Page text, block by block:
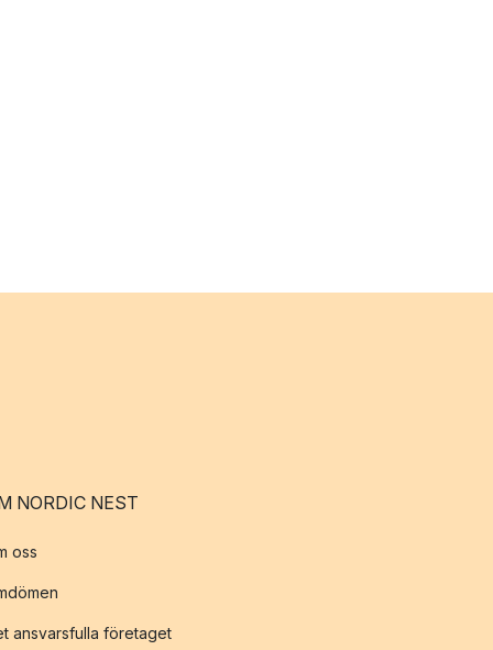
NORDIC NEST
oss
ansvarsfulla företaget